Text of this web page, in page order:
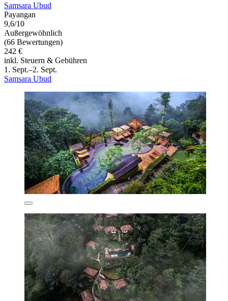
Samsara Ubud
Payangan
9,6/10
Außergewöhnlich
(66 Bewertungen)
242 €
inkl. Steuern & Gebühren
1. Sept.–2. Sept.
Samsara Ubud